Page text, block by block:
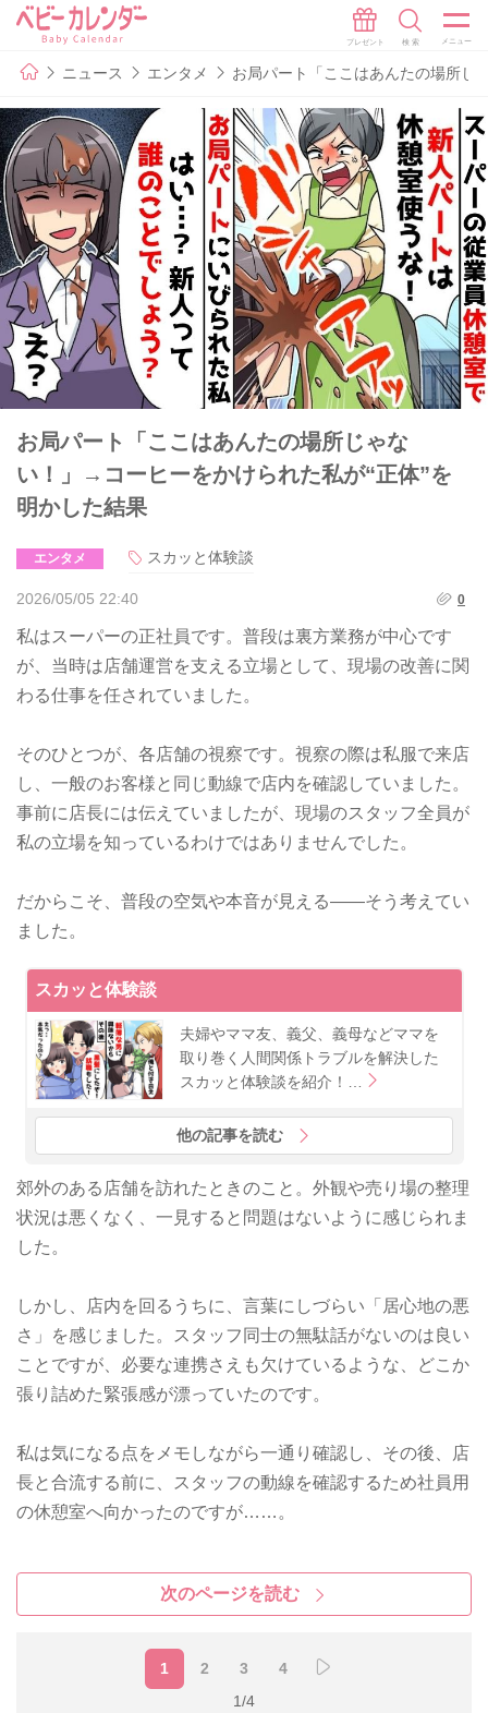
ニュース エンタメ お局パート「ここはあんたの場所じ
お局パート「ここはあんたの場所じゃな
い！」→コーヒーをかけられた私が“正体”を
明かした結果
エンタメ スカッと体験談
2026/05/05 22:40 0
私はスーパーの正社員です。普段は裏方業務が中心です
が、当時は店舗運営を支える立場として、現場の改善に関
わる仕事を任されていました。
そのひとつが、各店舗の視察です。視察の際は私服で来店
し、一般のお客様と同じ動線で店内を確認していました。
事前に店長には伝えていましたが、現場のスタッフ全員が
私の立場を知っているわけではありませんでした。
だからこそ、普段の空気や本音が見える――そう考えてい
ました。
スカッと体験談
夫婦やママ友、義父、義母などママを
取り巻く人間関係トラブルを解決した
スカッと体験談を紹介！…
他の記事を読む
郊外のある店舗を訪れたときのこと。外観や売り場の整理
状況は悪くなく、一見すると問題はないように感じられま
した。
しかし、店内を回るうちに、言葉にしづらい「居心地の悪
さ」を感じました。スタッフ同士の無駄話がないのは良い
ことですが、必要な連携さえも欠けているような、どこか
張り詰めた緊張感が漂っていたのです。
私は気になる点をメモしながら一通り確認し、その後、店
長と合流する前に、スタッフの動線を確認するため社員用
の休憩室へ向かったのですが……。
次のページを読む
1 2 3
4
1/4